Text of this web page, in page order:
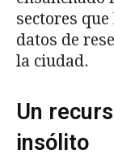
sectores
datos de
la ciudad.
Un
insólito